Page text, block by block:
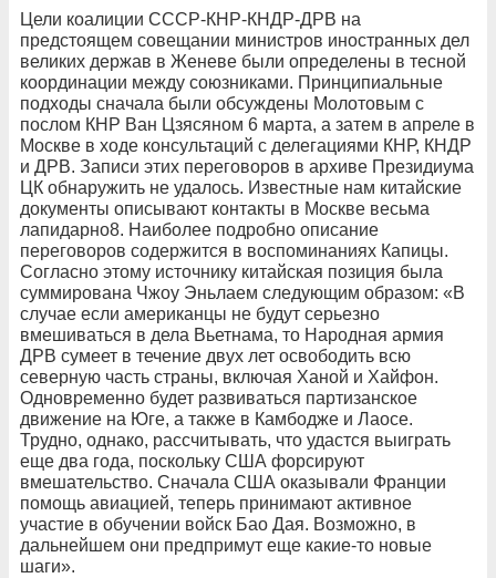
Цели коалиции СССР-КНР-КНДР-ДРВ на
предстоящем совещании министров иностранных дел
великих держав в Женеве были определены в тесной
координации между союзниками. Принципиальные
подходы сначала были обсуждены Молотовым с
послом КНР Ван Цзясяном 6 марта, а затем в апреле в
Москве в ходе консультаций с делегациями КНР, КНДР
и ДРВ. Записи этих переговоров в архиве Президиума
ЦК обнаружить не удалось. Известные нам китайские
документы описывают контакты в Москве весьма
лапидарно8. Наиболее подробно описание
переговоров содержится в воспоминаниях Капицы.
Согласно этому источнику китайская позиция была
суммирована Чжоу Эньлаем следующим образом: «В
случае если американцы не будут серьезно
вмешиваться в дела Вьетнама, то Народная армия
ДРВ сумеет в течение двух лет освободить всю
северную часть страны, включая Ханой и Хайфон.
Одновременно будет развиваться партизанское
движение на Юге, а также в Камбодже и Лаосе.
Трудно, однако, рассчитывать, что удастся выиграть
еще два года, поскольку США форсируют
вмешательство. Сначала США оказывали Франции
помощь авиацией, теперь принимают активное
участие в обучении войск Бао Дая. Возможно, в
дальнейшем они предпримут еще какие-то новые
шаги».